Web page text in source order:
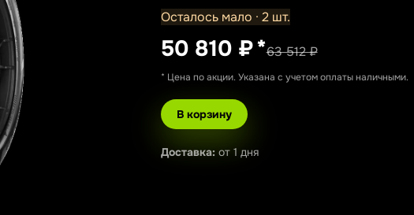
Осталось мало · 2 шт.
50 810 ₽*63 512 ₽
* Цена по акции. Указана с учетом оплаты наличными.
В корзину
Доставка: от 1 дня